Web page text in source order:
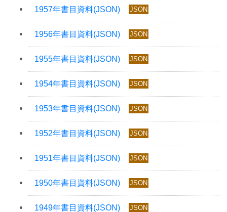
JSON
JSON
JSON
JSON
JSON
JSON
JSON
JSON
JSON